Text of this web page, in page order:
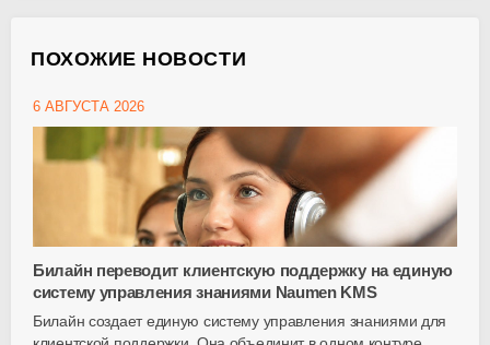
ПОХОЖИЕ НОВОСТИ
6 АВГУСТА 2026
Билайн переводит клиентскую поддержку на единую
систему управления знаниями Naumen KMS
Билайн создает единую систему управления знаниями для